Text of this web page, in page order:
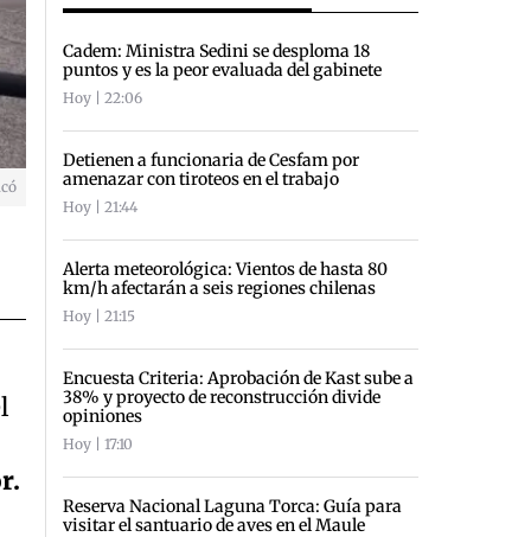
Cadem: Ministra Sedini se desploma 18
puntos y es la peor evaluada del gabinete
Hoy | 22:06
Detienen a funcionaria de Cesfam por
amenazar con tiroteos en el trabajo
Hoy | 21:44
Alerta meteorológica: Vientos de hasta 80
km/h afectarán a seis regiones chilenas
Hoy | 21:15
Encuesta Criteria: Aprobación de Kast sube a
38% y proyecto de reconstrucción divide
opiniones
Hoy | 17:10
Reserva Nacional Laguna Torca: Guía para
visitar el santuario de aves en el Maule